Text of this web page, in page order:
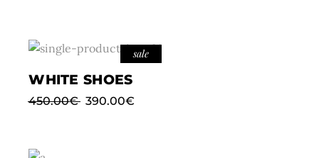
sale
WHITE SHOES
450.00€ 390.00€